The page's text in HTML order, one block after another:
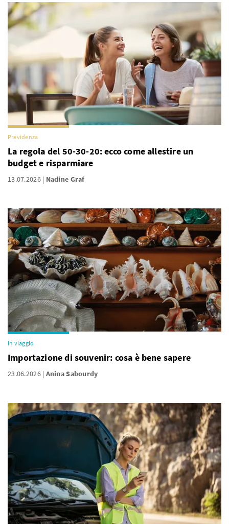
Previdenza
La regola del 50-30-20: ecco come allestire un
budget e risparmiare
13.07.2026 Nadine Graf
In viaggio
Importazione di souvenir: cosa è bene sapere
23.06.2026 Anina Sabourdy